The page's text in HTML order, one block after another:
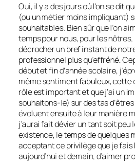
Oui, il y a des jours où l’on se dit
(ou un métier moins impliquant)
souhaitables. Bien sûr que l’on
temps pour nous, pour les
décrocher un bref instant de
professionnel plus qu’effréné.
début et fin d’année scolaire,
même sentiment fabuleux, cette
rôle est important et que j’ai un
souhaitons-le) sur des tas
évoluent ensuite à leur manière
j’aurai fait dévier un tant soit peu
existence, le temps de quelques
acceptant ce privilège que je fais
aujourd’hui et demain, d’aimer